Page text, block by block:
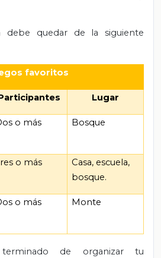
debe quedar de la siguiente
favoritos
Lugar
o más Bosque
o más
Casa, escuela,
bosque.
o más Monte
de organizar tu